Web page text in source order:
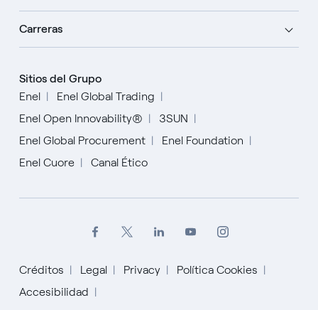
Carreras
Sitios del Grupo
Enel
Enel Global Trading
Enel Open Innovability®
3SUN
Enel Global Procurement
Enel Foundation
Enel Cuore
Canal Ético
Créditos Legal Privacy
Política Cookies
Accesibilidad